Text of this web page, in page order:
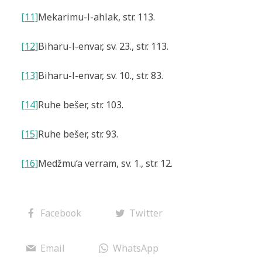
[11]Mekarimu-l-ahlak, str. 113.
[12]Biharu-l-envar, sv. 23., str. 113.
[13]Biharu-l-envar, sv. 10., str. 83.
[14]Ruhe bešer, str. 103.
[15]Ruhe bešer, str. 93.
[16]Medžmu‘a verram, sv. 1., str. 12.
Facebook Twitter
Email WhatsApp